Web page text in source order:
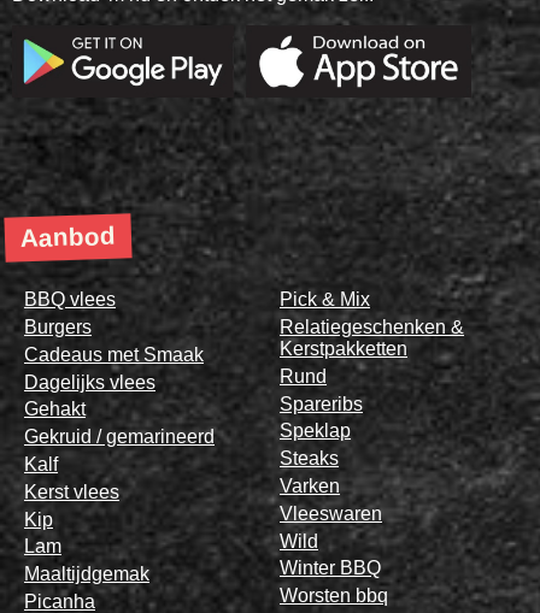
Aanbod
BBQ vlees
Burgers
Cadeaus met Smaak
Dagelijks vlees
Gehakt
Gekruid / gemarineerd
Kalf
Kerst vlees
Kip
Lam
Maaltijdgemak
Picanha
Pick & Mix
Relatiegeschenken &
Kerstpakketten
Rund
Spareribs
Speklap
Steaks
Varken
Vleeswaren
Wild
Winter BBQ
Worsten bbq